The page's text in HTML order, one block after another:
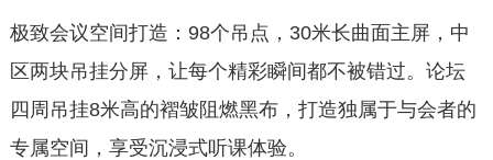
极致会议空间打造：98个吊点，30米长曲面主屏，中
区两块吊挂分屏，让每个精彩瞬间都不被错过。论坛
四周吊挂8米高的褶皱阻燃黑布，打造独属于与会者的
专属空间，享受沉浸式听课体验。